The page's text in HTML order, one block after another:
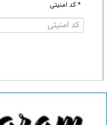
* کد امنیتی